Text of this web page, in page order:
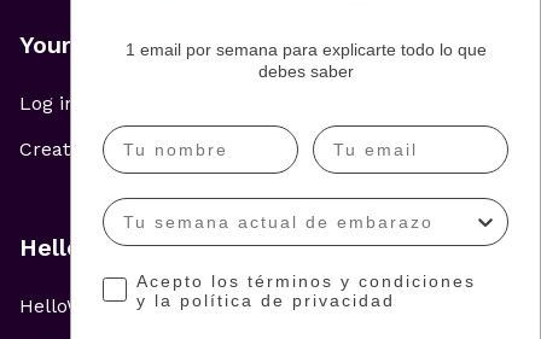
Your list
Log in
Create your list
HelloWish
HelloWish para tu ecommerce
1 email por semana para explicarte todo lo que
debes saber
Acepto los términos y condiciones
y la política de privacidad